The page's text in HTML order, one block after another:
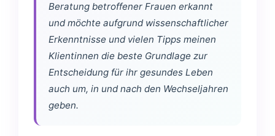
Beratung betroffener Frauen erkannt
und möchte aufgrund wissenschaftlicher
Erkenntnisse und vielen Tipps meinen
Klientinnen die beste Grundlage zur
Entscheidung für ihr gesundes Leben
auch um, in und nach den Wechseljahren
geben.